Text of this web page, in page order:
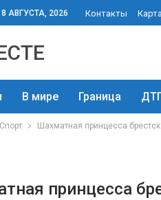
АВГУСТА, 2026 Контакты Карта
В мире Граница
Спорт Шахматная принцесса
принцесса